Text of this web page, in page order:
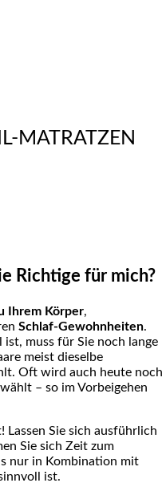
MATRATZEN
Richtige für mich?
Ihrem Körper,
Schlaf-Gewohnheiten.
muss für Sie noch lange
meist dieselbe
Oft wird auch heute noch
– so im Vorbeigehen
Lassen Sie sich ausführlich
Sie sich Zeit zum
nur in Kombination mit
ist.